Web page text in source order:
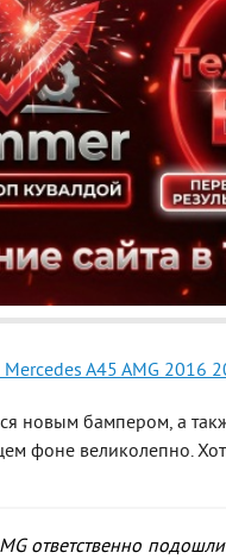
новым бампером, а
фоне великолепно.
ответственно